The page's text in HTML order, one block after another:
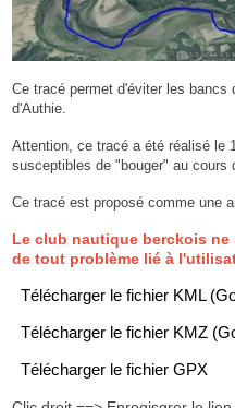
Ce tracé permet d'éviter les bancs
d'Authie.
Attention, ce tracé a été réalisé le
susceptibles de "bouger" au cours
Ce tracé est proposé comme une
Le club nautique berckois
de tout problème lié à
Télécharger le fichier KML
Télécharger le fichier KMZ
Télécharger le fichier GPX